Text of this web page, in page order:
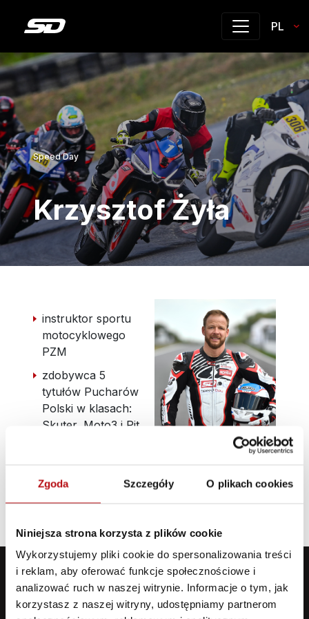
Zgoda Szczegóły O plikach cookies
Niniejsza strona korzysta z plików cookie
Wykorzystujemy pliki cookie do spersonalizowania treści
i reklam, aby oferować funkcje społecznościowe i
analizować ruch w naszej witrynie. Informacje o tym, jak
korzystasz z naszej witryny, udostępniamy partnerom
PL
Speed Day
Krzysztof Żyła
instruktor sportu
motocyklowego
PZM
zdobywca 5
tytułów Pucharów
Polski w klasach:
Skuter, Moto3 i Pit
wygrana klasa 4